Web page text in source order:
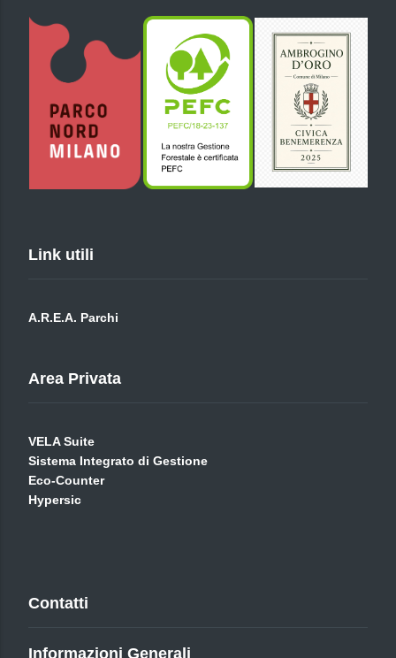
Link utili
A.R.E.A. Parchi
Area Privata
VELA Suite
Sistema Integrato di Gestione
Eco-Counter
Hypersic
Contatti
Informazioni Generali